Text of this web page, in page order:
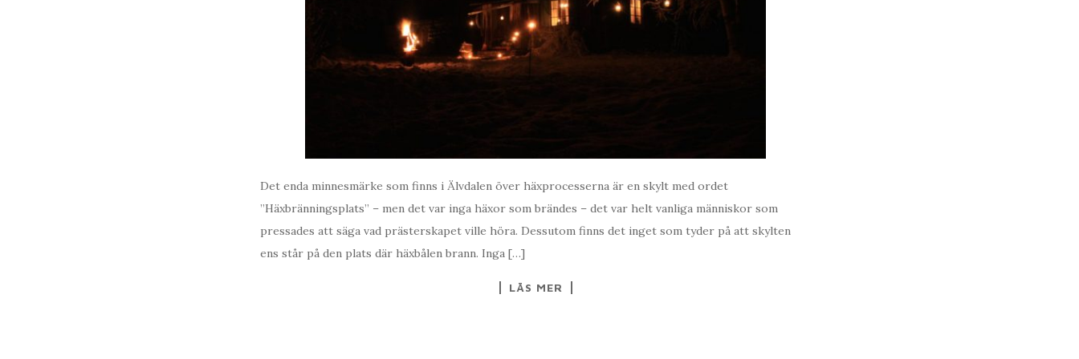
Det enda minnesmärke som finns i Älvdalen över häxprocesserna är en skylt med ordet
”Häxbränningsplats” – men det var inga häxor som brändes – det var helt vanliga människor som
pressades att säga vad prästerskapet ville höra. Dessutom finns det inget som tyder på att skylten
ens står på den plats där häxbålen brann. Inga […]
LÄS MER